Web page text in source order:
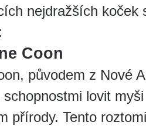
nejdražších koček
Coon
původem z Nové
lovit
přírody. Tento